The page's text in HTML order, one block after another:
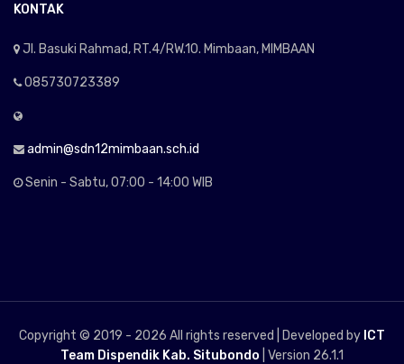
KONTAK
Jl. Basuki Rahmad, RT.4/RW.10. Mimbaan, MIMBAAN
085730723389
admin@sdn12mimbaan.sch.id
Senin - Sabtu, 07:00 - 14:00 WIB
Copyright © 2019 - 2026 All rights reserved | Developed by ICT
Team Dispendik Kab. Situbondo | Version 26.1.1